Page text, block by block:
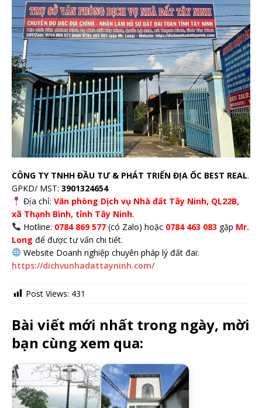
CÔNG TY TNHH ĐẦU TƯ & PHÁT TRIỂN ĐỊA ỐC BEST REAL.
GPKD/ MST: 3901324654
Địa chỉ: Văn phòng Dịch vụ Nhà đất Tây Ninh, QL22B,
xã Thạnh Bình, tỉnh Tây Ninh.
Hotline: 0784 869 577 (có Zalo) hoặc 0784 463 083 gặp Mr.
Long để được tư vấn chi tiết.
Website Doanh nghiệp chuyên pháp lý đất đai:
https://dichvunhadattayninh.com/
Post Views: 431
Bài viết mới nhất trong ngày, mời
bạn cùng xem qua: